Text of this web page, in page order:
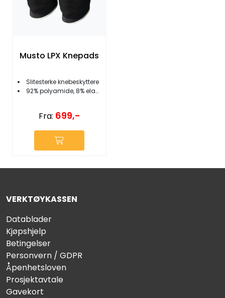
Musto LPX Knepads
Slitesterke knebeskyttere
92% polyamide, 8% elastan
Fra: 699,-
VERKTØYKASSEN
Datablader
Kjøpshjelp
Betingelser
Personvern / GDPR
Åpenhetsloven
Prosjektavtale
Gavekort